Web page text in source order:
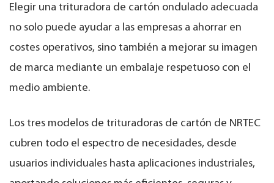
Elegir una trituradora de cartón ondulado adecuada
no solo puede ayudar a las empresas a ahorrar en
costes operativos, sino también a mejorar su imagen
de marca mediante un embalaje respetuoso con el
medio ambiente.
Los tres modelos de trituradoras de cartón de NRTEC
cubren todo el espectro de necesidades, desde
usuarios individuales hasta aplicaciones industriales,